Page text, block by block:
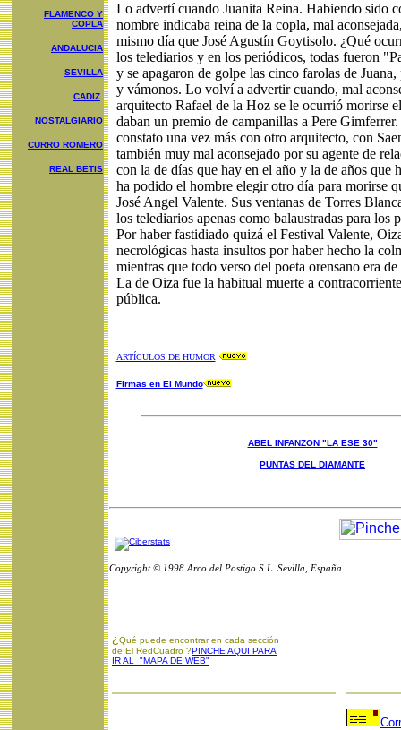
FLAMENCO Y
COPLA
ANDALUCIA
SEVILLA
CADIZ
NOSTALGIARIO
CURRO ROMERO
REAL BETIS
Lo advertí cuando Juanita Reina. Habiendo sido
nombre indicaba reina de la copla, mal
mismo día que José Agustín Goytisolo. ¿Qué
los telediarios y en los periódicos, todas fueron
y se apagaron de golpe las cinco farolas de Juana,
y vámonos. Lo volví a advertir cuando, mal
arquitecto Rafael de la Hoz se le ocurrió morirse
daban un premio de campanillas a Pere
constato una vez más con otro arquitecto, con
también muy mal aconsejado por su agente de
con la de días que hay en el año y la de años que
ha podido el hombre elegir otro día para morirse
José Angel Valente. Sus ventanas de Torres
los telediarios apenas como balaustradas para los
Por haber fastidiado quizá el Festival Valente,
necrológicas hasta insultos por haber hecho la
mientras que todo verso del poeta orensano era
La de Oiza fue la habitual muerte a
pública.
ARTÍCULOS DE HUMOR
Firmas en El Mundo
ABEL INFANZON "LA ESE 30"
PUNTAS DEL DIAMANTE
Copyright © 1998 Arco del Postigo S.L. Sevilla, España.
¿ Qué puede encontrar en cada sección
de El RedCuadro ?PINCHE AQUI PARA
IR AL "MAPA DE WEB"